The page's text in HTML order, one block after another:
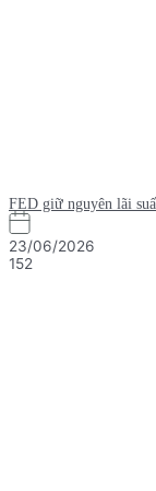
FED giữ nguyên lãi
23/06/2026
152